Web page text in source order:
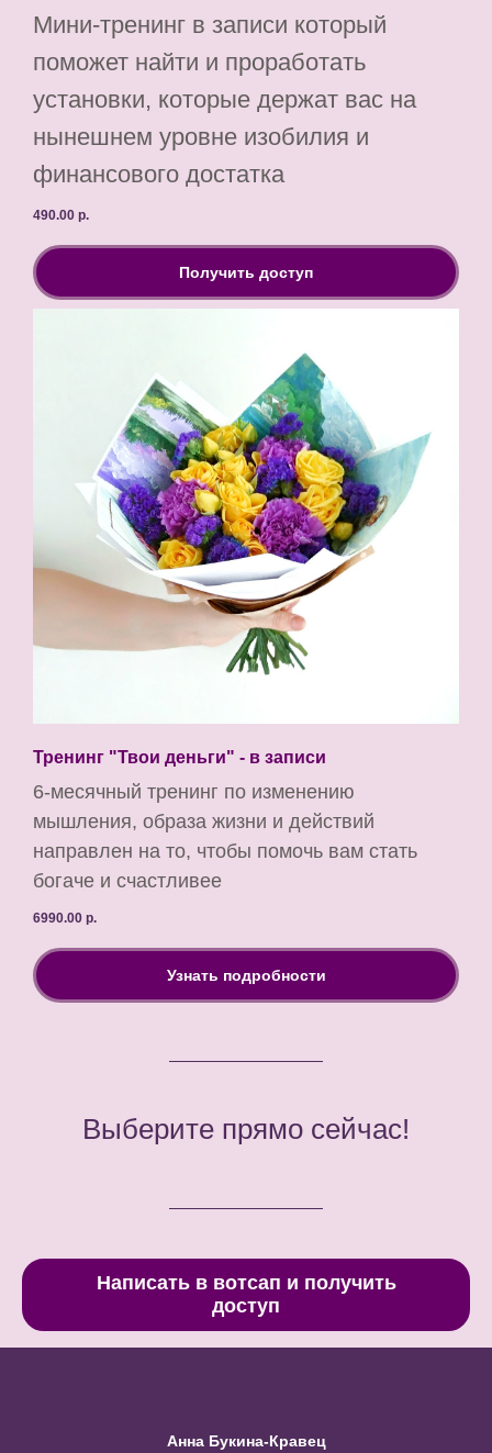
Мини-тренинг в записи который
поможет найти и проработать
установки, которые держат вас на
нынешнем уровне изобилия и
финансового достатка
490.00 р.
Получить доступ
Тренинг "Твои деньги" - в записи
6-месячный тренинг по изменению
мышления, образа жизни и действий
направлен на то, чтобы помочь вам стать
богаче и счастливее
6990.00 р.
Узнать подробности
Выберите прямо сейчас!
Написать в вотсап и получить
доступ
Анна Букина-Кравец